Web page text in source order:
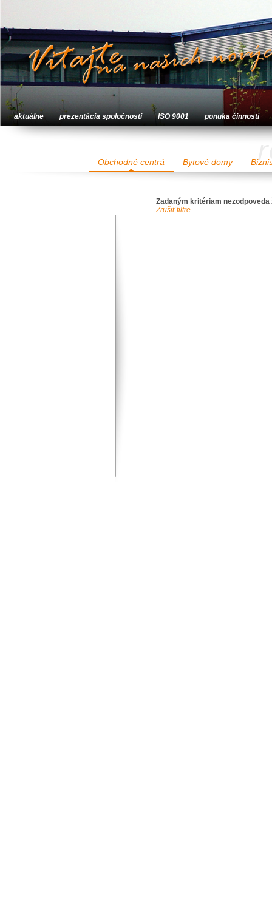
aktuálne prezentácia spoločnosti ISO 9001 ponuka činností
Obchodné centrá Bytové domy
Zadaným kritériam nezodpoveda
Zrušiť filtre